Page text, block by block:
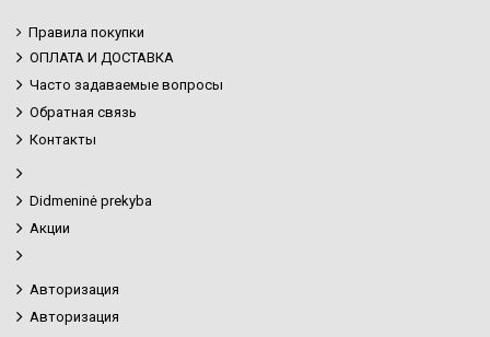
Правила покупки
ОПЛАТА И ДОСТАВКА
Часто задаваемые вопросы
Обратная связь
Контакты
Didmeninė prekyba
Акции
Авторизация
Авторизация